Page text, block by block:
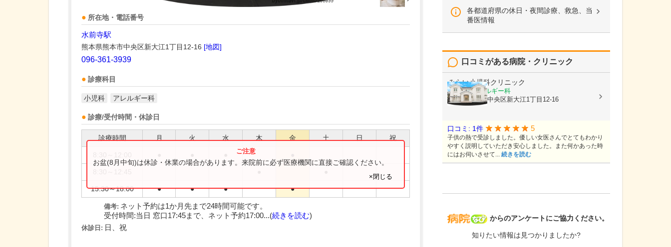
所在地・電話番号
水前寺駅
熊本県熊本市中央区新大江1丁目12-16 [地図]
096-361-3939
診療科目
小児科 アレルギー科
診療/受付時間・休診日
診療時間 月 火 水 木 金 土 日 祝
15:30～18:00 ● ● ● ●
お盆(8月中旬)は休診・休業の場合があります。来院前に必ず医療機関に直接ご確認ください。
×閉じる
備考: ネット予約は1か月先まで24時間可能です。
受付時間:当日 窓口17:45まで、ネット予約17:00...(続きを読む)
休診日: 日、祝
各都道府県の休日・夜間診療、救急、当
番医情報
病院なび
からのアンケートにご協力ください。
知りたい情報は見つかりましたか?
口コミがある病院・クリニック
みらい小児科クリニック
小児科, アレルギー科
熊本県熊本市中央区新大江1丁目12-16
口コミ: 1件 5
子供の熱で受診しました。優しい女医さんでとてもわかり
やすく説明していただき安心しました。また何かあった時
にはお伺いさせて... 続きを読む